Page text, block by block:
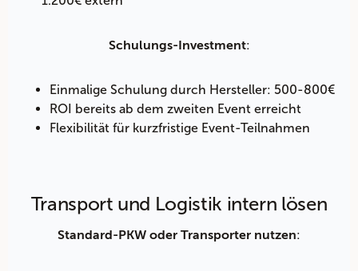
Schulungs-Investment:
Einmalige Schulung durch Hersteller: 500-800€
ROI bereits ab dem zweiten Event erreicht
Flexibilität für kurzfristige Event-Teilnahmen
Transport und Logistik intern lösen
Standard-PKW oder Transporter nutzen: